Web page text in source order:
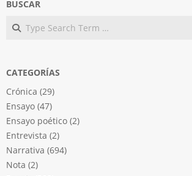
BUSCAR
Search
CATEGORÍAS
Crónica (29)
Ensayo (47)
Ensayo poético (2)
Entrevista (2)
Narrativa (694)
Nota (2)